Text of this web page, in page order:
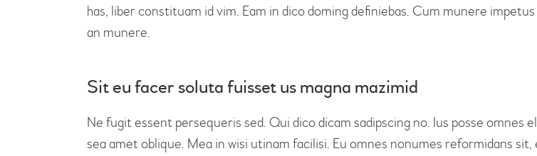
has, liber constituam id vim. Eam in dico doming definiebas. Cum munere
an munere.
Sit eu facer soluta fuisset us magna mazimid
Ne fugit essent persequeris sed. Qui dico dicam sadipscing no. Ius posse omnes
sea amet oblique. Mea in wisi utinam facilisi. Eu omnes nonumes reformidans